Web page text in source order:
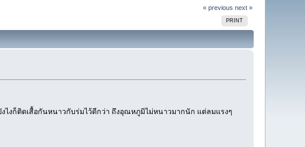
« previous next »
PRINT
งก็ติดเสื้อกันหนาวกับร่มไว้ดีกว่า ถึงอุณหภูมิไม่หนาวมากนัก แต่ลมแรงๆ